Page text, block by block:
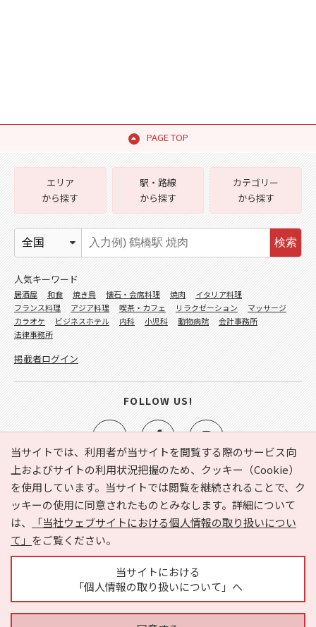
PAGE TOP
当サイトでは、利用者が当サイトを閲覧する際のサービス向
上およびサイトの利用状況把握のため、クッキー（Cookie）
を使用しています。当サイトでは閲覧を継続されることで、ク
ッキーの使用に同意されたものとみなします。詳細について
は、
「当社ウェブサイトにおける個人情報の取り扱いについ
て」 をご覧ください。
当サイトにおける
「個人情報の取り扱いについて」へ
e-NAVITA（イーナビタ）とは？ お気に入り
ヘルプ
利用規約
個人情報の取り扱いについて
運営会社
サイトマップ
広告掲載に関するお問い合わせ
エリア
から探す
駅・路線
から探す
カテゴリー
から探す
検索
人気キーワード
居酒屋 和食 焼き鳥 懐石・会席料理 焼肉
イタリア料理
フランス料理
アジア料理 喫茶・カフェ リラクゼーション
マッサージ
カラオケ
ビジネスホテル 内科 小児科 動物病院
会計事務所
法律事務所
掲載者ログイン
FOLLOW US!